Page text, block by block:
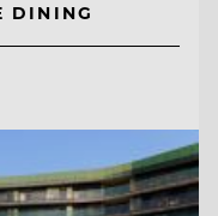
DINING